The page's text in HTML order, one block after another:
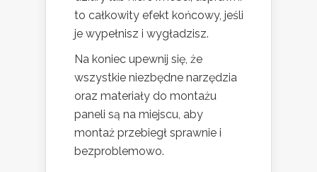
to całkowity efekt końcowy, jeśli
je wypełnisz i wygładzisz.
Na koniec upewnij się, że
wszystkie niezbędne narzędzia
oraz materiały do montażu
paneli są na miejscu, aby
montaż przebiegł sprawnie i
bezproblemowo.